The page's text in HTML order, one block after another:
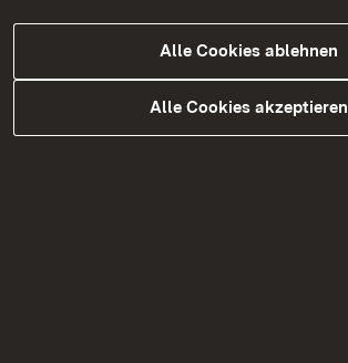
Alle Cookies ablehnen
Alle Cookies akzeptieren